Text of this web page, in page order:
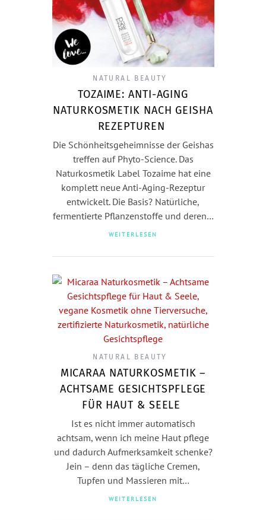
NATURAL BEAUTY
TOZAIME: ANTI-AGING
NATURKOSMETIK NACH GEISHA
REZEPTUREN
Die Schönheitsgeheimnisse der Geishas
treffen auf Phyto-Science. Das
Naturkosmetik Label Tozaime hat eine
komplett neue Anti-Aging-Rezeptur
entwickelt. Die Basis? Natürliche,
fermentierte Pflanzenstoffe und deren…
WEITERLESEN
NATURAL BEAUTY
MICARAA NATURKOSMETIK –
ACHTSAME GESICHTSPFLEGE
FÜR HAUT & SEELE
Ist es nicht immer automatisch
achtsam, wenn ich meine Haut pflege
und dadurch Aufmerksamkeit schenke?
Jein – denn das tägliche Cremen,
Tupfen und Massieren mit…
WEITERLESEN